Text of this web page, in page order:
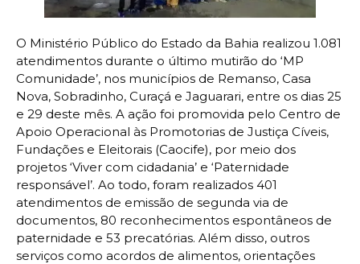
O Ministério Público do Estado da Bahia realizou 1.081
atendimentos durante o último mutirão do ‘MP
Comunidade’, nos municípios de Remanso, Casa
Nova, Sobradinho, Curaçá e Jaguarari, entre os dias 25
e 29 deste mês. A ação foi promovida pelo Centro de
Apoio Operacional às Promotorias de Justiça Cíveis,
Fundações e Eleitorais (Caocife), por meio dos
projetos ‘Viver com cidadania’ e ‘Paternidade
responsável’. Ao todo, foram realizados 401
atendimentos de emissão de segunda via de
documentos, 80 reconhecimentos espontâneos de
paternidade e 53 precatórias. Além disso, outros
serviços como acordos de alimentos, orientações